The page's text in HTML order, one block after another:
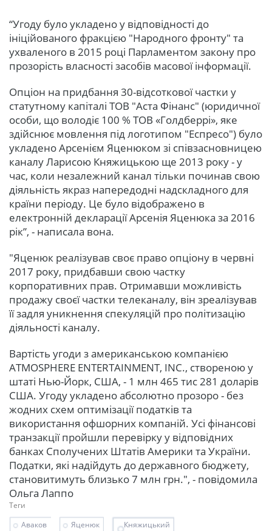
“Угоду було укладено у відповідності до
ініційованого фракцією "Народного фронту" та
ухваленого в 2015 році Парламентом закону про
прозорість власності засобів масової інформації.
Опціон на придбання 30-відсоткової частки у
статутному капіталі ТОВ "Аста Фінанс" (юридичної
особи, що володіє 100 % ТОВ «Голдберрі», яке
здійснює мовлення під логотипом "Еспресо") було
укладено Арсенієм Яценюком зі співзасновницею
каналу Ларисою Княжицькою ще 2013 року - у
час, коли незалежний канал тільки починав свою
діяльність якраз напередодні надскладного для
країни періоду. Це було відображено в
електронній декларації Арсенія Яценюка за 2016
рік”, - написала вона.
"Яценюк реалізував своє право опціону в червні
2017 року, придбавши свою частку
корпоративних прав. Отримавши можливість
продажу своєї частки телеканалу, він зреалізував
її задля уникнення спекуляцій про політизацію
діяльності каналу.
Вартість угоди з американською компанією
ATMOSPHERE ENTERTAINMENT, INC., створеною у
штаті Нью-Йорк, США, - 1 млн 465 тис 281 доларів
США. Угоду укладено абсолютно прозоро - без
жодних схем оптимізації податків та
використання офшорних компаній. Усі фінансові
транзакції пройшли перевірку у відповідних
банках Сполучених Штатів Америки та України.
Податки, які надійдуть до державного бюджету,
становитимуть близько 7 млн грн.", - повідомила
Ольга Лаппо
Теги
Аваков
Яценюк Княжицький